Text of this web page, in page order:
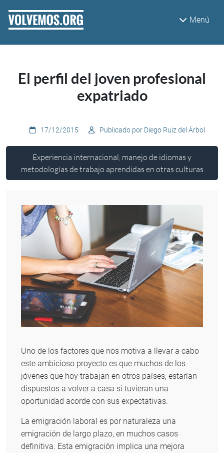
Menú
El perfil del joven profesional
expatriado
17/12/2015 Publicado por Diego Ruiz del Árbol
Experiencia internacional, manejo de idiomas y
metodologías de trabajo aprendidas en otras culturas
Uno de los factores que nos motiva a llevar a cabo
este ambicioso proyecto es que muchos de los
jóvenes que hoy trabajan en otros países, estarían
dispuestos a volver a casa si tuvieran una
oportunidad acorde con sus expectativas.
La emigración laboral es por naturaleza una
emigración de largo plazo, en muchos casos
definitiva. Esta emigración implica una mejora